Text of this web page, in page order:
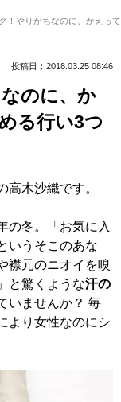
！やりがちなのに、かえって
投稿日：2018.03.25 08:46
のに、か
る行い3つ
木沙織です。
の冬。「お気に入
いうそこのあな
襟元のニオイを嗅
と驚くような汗の
いませんか？ 毎
より女性なのにシ